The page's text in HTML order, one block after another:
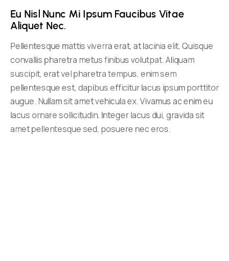
Eu Nisl Nunc Mi Ipsum Faucibus Vitae
Aliquet Nec.
Pellentesque mattis viverra erat, at lacinia elit. Quisque
convallis pharetra metus finibus volutpat. Aliquam
suscipit, erat vel pharetra tempus, enim sem
pellentesque est, dapibus efficitur lacus ipsum porttitor
augue. Nullam sit amet vehicula ex. Vivamus ac enim eu
lacus ornare sollicitudin. Integer lacus dui, gravida sit
amet pellentesque sed, posuere nec eros.